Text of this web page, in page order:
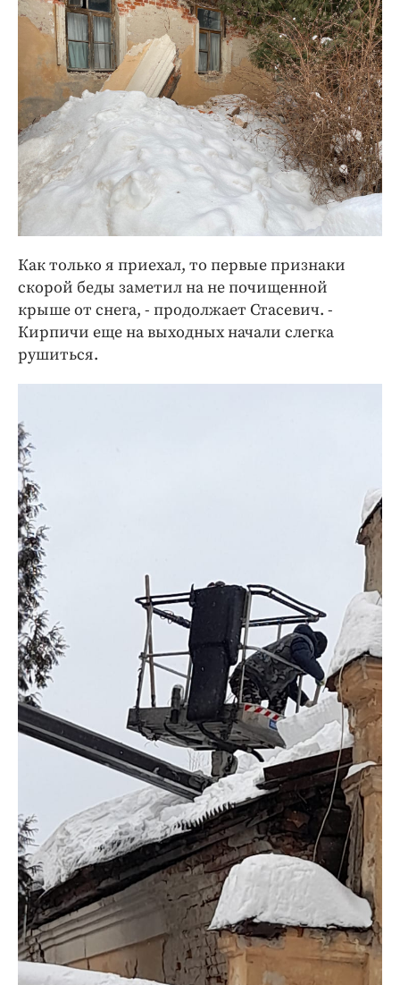
Как только я приехал, то первые признаки
скорой беды заметил на не почищенной
крыше от снега, - продолжает Стасевич. -
Кирпичи еще на выходных начали слегка
рушиться.